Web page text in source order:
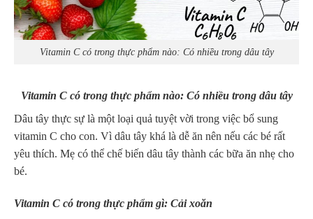
Vitamin C có trong thực phẩm nào: Có nhiều trong dâu tây
Vitamin C có trong thực phẩm nào: Có nhiều trong dâu tây
Dâu tây thực sự là một loại quả tuyệt vời trong việc bổ sung
vitamin C cho con. Vì dâu tây khá là dễ ăn nên nếu các bé rất
yêu thích. Mẹ có thể chế biến dâu tây thành các bữa ăn nhẹ cho
bé.
Vitamin C có trong thực phẩm gì: Cải xoăn